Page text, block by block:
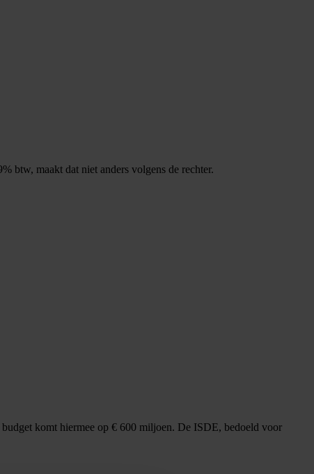
btw, maakt dat niet anders volgens de rechter.
komt hiermee op € 600 miljoen. De ISDE, bedoeld voor